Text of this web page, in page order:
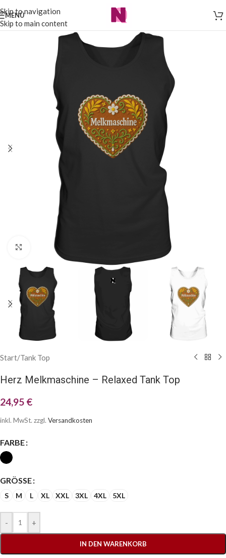
Skip to navigation
Skip to main content
MENÜ
Klick zum Vergrößern
Start/Tank Top
Herz Melkmaschine – Relaxed Tank Top
24,95 €
inkl. MwSt. zzgl. Versandkosten
FARBE
GRÖSSE
S M L XL XXL 3XL 4XL 5XL
- +
IN DEN WARENKORB